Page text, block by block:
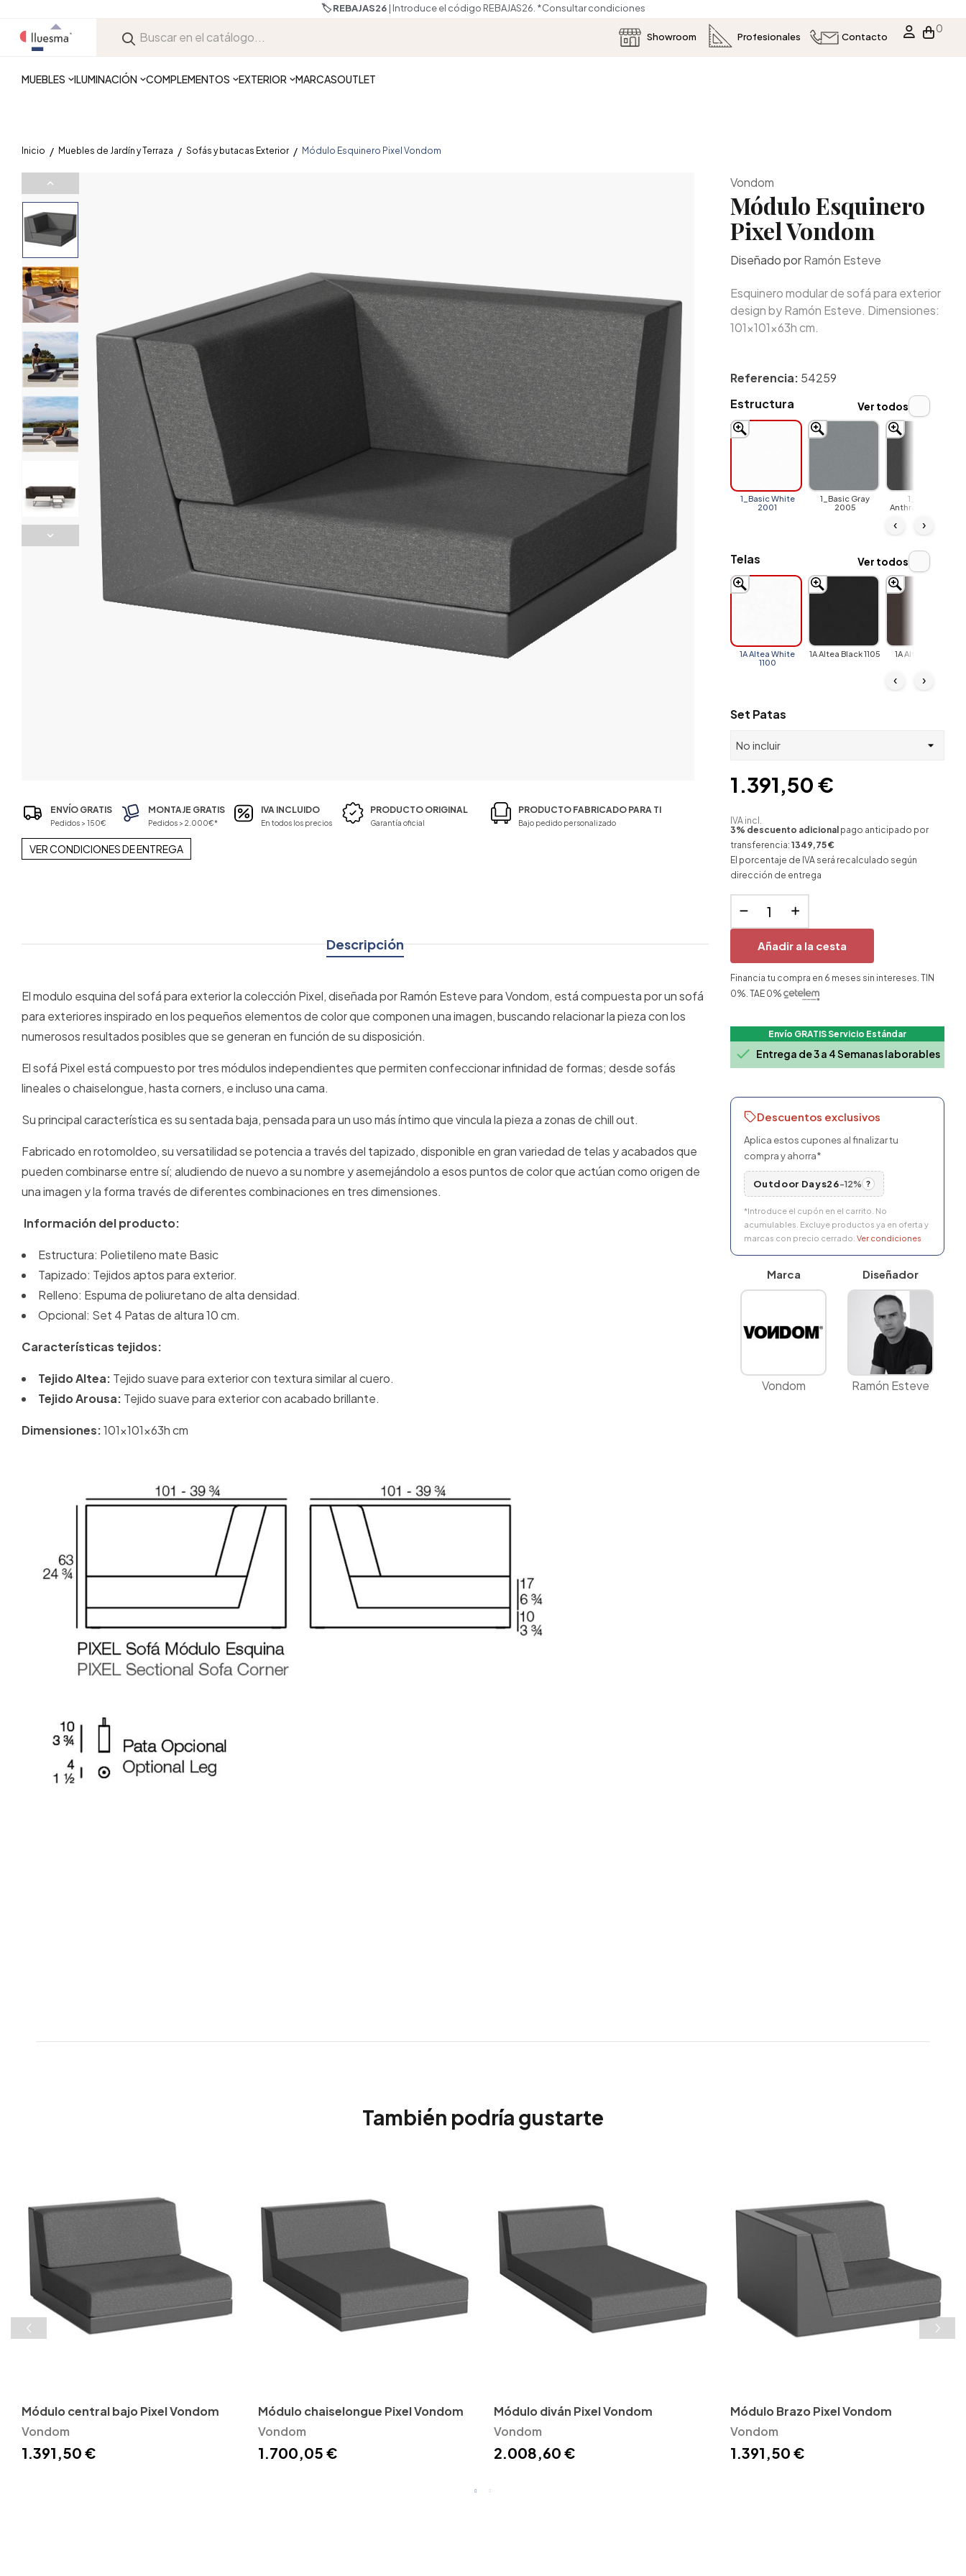
🏷️ REBAJAS26| Introduce el código REBAJAS26. *Consultar condiciones
Showroom Profesionales Contacto
0
MUEBLES ILUMINACIÓN COMPLEMENTOS EXTERIOR MARCASOUTLET
Inicio Muebles de Jardín y Terraza Sofás y butacas Exterior Módulo Esquinero Pixel Vondom
ENVÍO GRATIS
Pedidos > 150€
MONTAJE GRATIS
Pedidos > 2.000€*
IVA INCLUIDO
En todos los precios
PRODUCTO ORIGINAL
Garantía oficial
PRODUCTO FABRICADO PARA TI
Bajo pedido personalizado
VER CONDICIONES DE ENTREGA
Descripción
El modulo esquina del sofá para exterior la colección Pixel, diseñada por Ramón Esteve para Vondom, está compuesta por un sofá
para exteriores inspirado en los pequeños elementos de color que componen una imagen, buscando relacionar la pieza con los
numerosos resultados posibles que se generan en función de su disposición.
El sofá Pixel está compuesto por tres módulos independientes que permiten confeccionar infinidad de formas; desde sofás
lineales o chaiselongue, hasta corners, e incluso una cama.
Su principal característica es su sentada baja, pensada para un uso más íntimo que vincula la pieza a zonas de chill out.
Fabricado en rotomoldeo, su versatilidad se potencia a través del tapizado, disponible en gran variedad de telas y acabados que
pueden combinarse entre sí; aludiendo de nuevo a su nombre y asemejándolo a esos puntos de color que actúan como origen de
una imagen y la forma través de diferentes combinaciones en tres dimensiones.
Información del producto:
Estructura: Polietileno mate Basic
Tapizado: Tejidos aptos para exterior.
Relleno: Espuma de poliuretano de alta densidad.
Opcional: Set 4 Patas de altura 10 cm.
Características tejidos:
Tejido Altea: Tejido suave para exterior con textura similar al cuero.
Tejido Arousa: Tejido suave para exterior con acabado brillante.
Dimensiones:101x101x63h cm
Vondom
Módulo Esquinero
Pixel Vondom
Diseñado porRamón Esteve
Esquinero modular de sofá para exterior
design by Ramón Esteve. Dimensiones:
101x101x63h cm.
Referencia: 54259
Estructura
1_Basic White
2001
1_Basic Gray
2005
1_Basic
Anthracite 2006
‹ ›
Ver todos
Telas
1A Altea White
1100
1A Altea Black 1105
1A Altea Brown
‹ ›
Ver todos
Set Patas
1.391,50 €
IVA incl.
3% descuento adicional pago anticipado por
transferencia: 1349,75 €
El porcentaje de IVA será recalculado según
dirección de entrega
Añadir a la cesta
Financia tu compra en 6 meses sin intereses. TIN
0%. TAE 0%
Envío GRATIS Servicio Estándar
 Entrega de 3 a 4 Semanas laborables
Descuentos exclusivos
Aplica estos cupones al finalizar tu
compra y ahorra*
Outdoor Days26-12% ?
*Introduce el cupón en el carrito. No
acumulables. Excluye productos ya en oferta y
marcas con precio cerrado. Ver condiciones
Marca
Vondom
Diseñador
Ramón Esteve
También podría gustarte
Módulo central bajo Pixel Vondom
Vondom
1.391,50 €
Módulo chaiselongue Pixel Vondom
Vondom
1.700,05 €
Módulo diván Pixel Vondom
Vondom
2.008,60 €
Módulo Brazo Pixel Vondom
Vondom
1.391,50 €